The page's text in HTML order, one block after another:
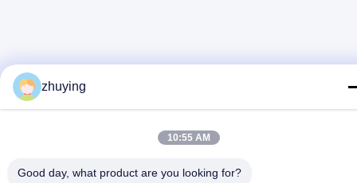
zhuying
10:55 AM
Good day, what product are you looking for?